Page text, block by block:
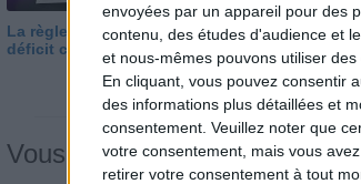
envoyées par un appareil pour des
contenu, des études d'audience et
et nous-mêmes pouvons utiliser
En cliquant, vous pouvez consentir
des informations plus détaillées et
consentement. Veuillez noter que
votre consentement, mais vous
retirer votre consentement à tout
La règle N°1 pour maigrir : le
déficit calorique
Perdre 10 kg
est imparable
Vous m'avez demandé